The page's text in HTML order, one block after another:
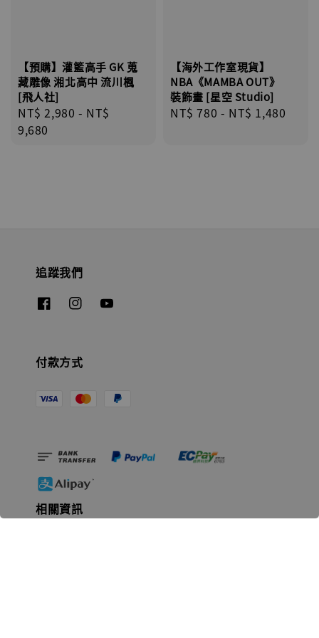
【預購】灌籃高手 GK 蒐
藏雕像 湘北高中 流川楓
[飛人社]
Regular
price
NT$ 2,980 - NT$
9,680
【海外工作室現貨】
NBA《MAMBA OUT》
裝飾畫 [星空 Studio]
Regular
NT$ 780 - NT$ 1,480
追蹤我們
付款方式
相關資訊